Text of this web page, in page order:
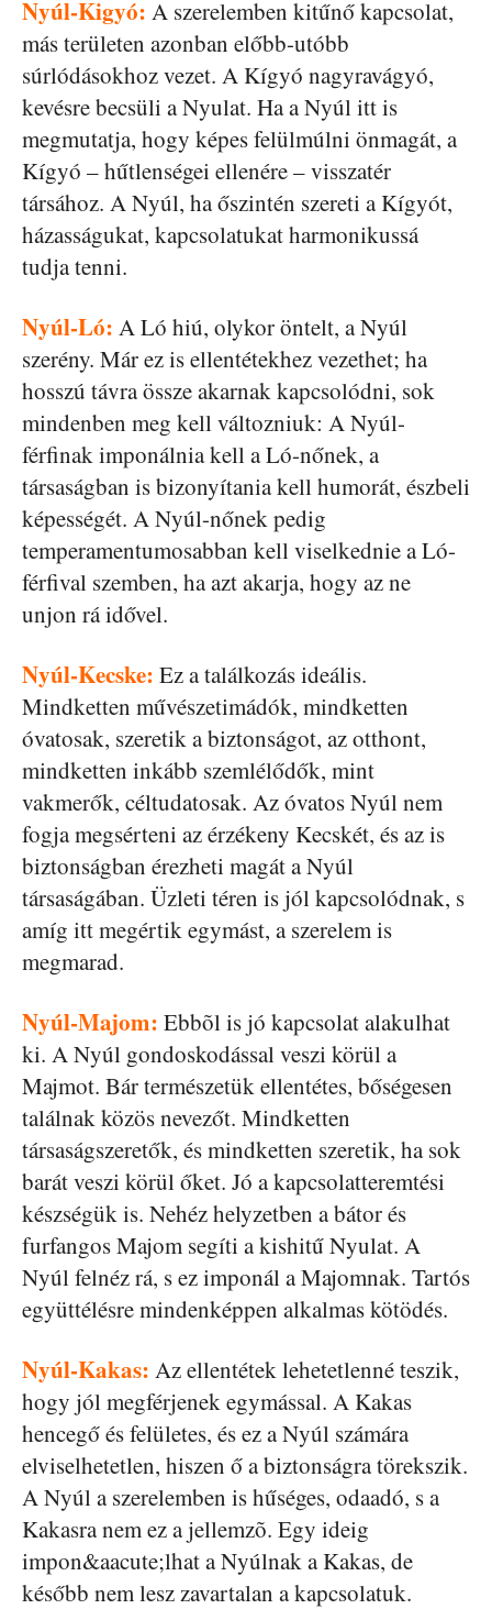
Nyúl-Kigyó: A szerelemben kitűnő kapcsolat,
más területen azonban előbb-utóbb
súrlódásokhoz vezet. A Kígyó nagyravágyó,
kevésre becsüli a Nyulat. Ha a Nyúl itt is
megmutatja, hogy képes felülmúlni önmagát, a
Kígyó – hűtlenségei ellenére – visszatér
társához. A Nyúl, ha őszintén szereti a Kígyót,
házasságukat, kapcsolatukat harmonikussá
tudja tenni.
Nyúl-Ló: A Ló hiú, olykor öntelt, a Nyúl
szerény. Már ez is ellentétekhez vezethet; ha
hosszú távra össze akarnak kapcsolódni, sok
mindenben meg kell változniuk: A Nyúl-
férfinak imponálnia kell a Ló-nőnek, a
társaságban is bizonyítania kell humorát, észbeli
képességét. A Nyúl-nőnek pedig
temperamentumosabban kell viselkednie a Ló-
férfival szemben, ha azt akarja, hogy az ne
unjon rá idővel.
Nyúl-Kecske: Ez a találkozás ideális.
Mindketten művészetimádók, mindketten
óvatosak, szeretik a biztonságot, az otthont,
mindketten inkább szemlélődők, mint
vakmerők, céltudatosak. Az óvatos Nyúl nem
fogja megsérteni az érzékeny Kecskét, és az is
biztonságban érezheti magát a Nyúl
társaságában. Üzleti téren is jól kapcsolódnak, s
amíg itt megértik egymást, a szerelem is
megmarad.
Nyúl-Majom: Ebbõl is jó kapcsolat alakulhat
ki. A Nyúl gondoskodással veszi körül a
Majmot. Bár természetük ellentétes, bőségesen
találnak közös nevezőt. Mindketten
társaságszeretők, és mindketten szeretik, ha sok
barát veszi körül őket. Jó a kapcsolatteremtési
készségük is. Nehéz helyzetben a bátor és
furfangos Majom segíti a kishitű Nyulat. A
Nyúl felnéz rá, s ez imponál a Majomnak. Tartós
együttélésre mindenképpen alkalmas kötödés.
Nyúl-Kakas: Az ellentétek lehetetlenné teszik,
hogy jól megférjenek egymással. A Kakas
hencegő és felületes, és ez a Nyúl számára
elviselhetetlen, hiszen ő a biztonságra törekszik.
A Nyúl a szerelemben is hűséges, odaadó, s a
Kakasra nem ez a jellemzõ. Egy ideig
impon&aacute;lhat a Nyúlnak a Kakas, de
később nem lesz zavartalan a kapcsolatuk.